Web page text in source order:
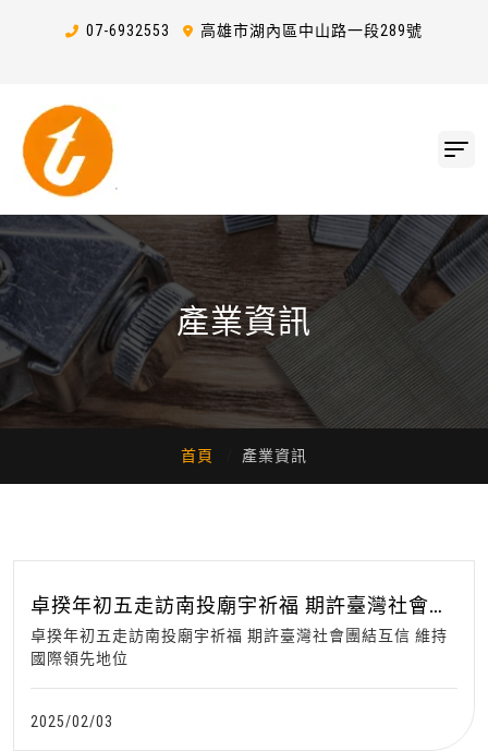
07-6932553 高雄市湖內區中山路一段289號
產業資訊
首頁 產業資訊
卓揆年初五走訪南投廟宇祈福 期許臺灣社會團
結互信 維持國際領先地位
卓揆年初五走訪南投廟宇祈福 期許臺灣社會團結互信 維持
國際領先地位
2025/02/03